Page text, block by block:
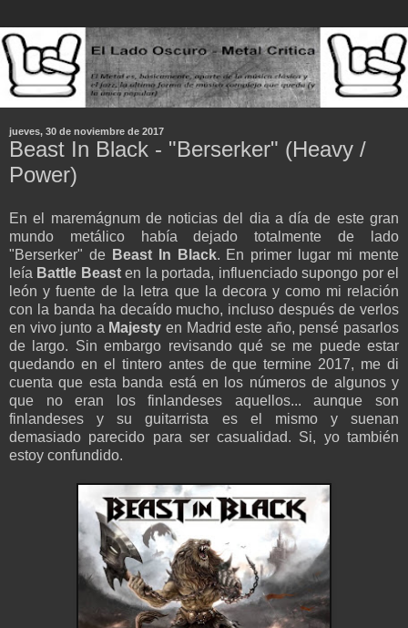
jueves, 30 de noviembre de 2017
Beast In Black - "Berserker" (Heavy /
Power)
En el maremágnum de noticias del dia a día de este gran
mundo metálico había dejado totalmente de lado
"Berserker" de Beast In Black. En primer lugar mi mente
leía Battle Beasten la portada, influenciado supongo por el
león y fuente de la letra que la decora y como mi relación
con la banda ha decaído mucho, incluso después de verlos
en vivo junto a Majesty en Madrid este año, pensé pasarlos
de largo. Sin embargo revisando qué se me puede estar
quedando en el tintero antes de que termine 2017, me di
cuenta que esta banda está en los números de algunos y
que no eran los finlandeses aquellos... aunque son
finlandeses y su guitarrista es el mismo y suenan
demasiado parecido para ser casualidad. Si, yo también
estoy confundido.